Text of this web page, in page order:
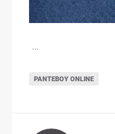
…
ΡΑΝΤΕΒΟΎ ONLINE